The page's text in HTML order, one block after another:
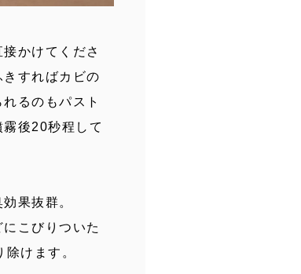
かけてくださ
すればカビの
るのもパスト
後20秒程して
果抜群。
こびりついた
けます。